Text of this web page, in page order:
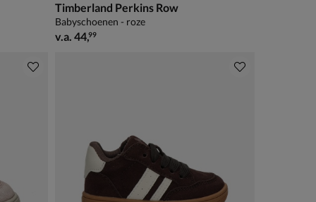
Timberland Perkins Row
Babyschoenen - roze
vanaf € 44,99
v.a. 44,99